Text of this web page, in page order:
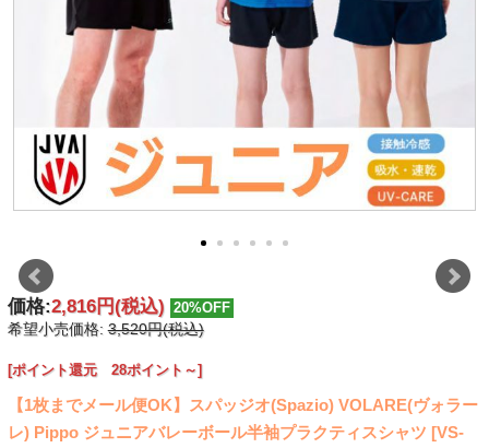
価格:2,816円(税込) 20%OFF
希望小売価格:3,520円(税込)
[ポイント還元 28ポイント～]
【1枚までメール便OK】スパッジオ(Spazio) VOLARE(ヴォラー
レ) Pippo ジュニアバレーボール半袖プラクティスシャツ [VS-